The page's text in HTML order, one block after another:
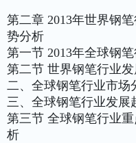
第二章 2013年世界钢
势分析
第一节 2013年全球钢
第二节 世界钢笔行业
二、全球钢笔行业市场
三、全球钢笔行业发展
第三节 全球钢笔行业
析